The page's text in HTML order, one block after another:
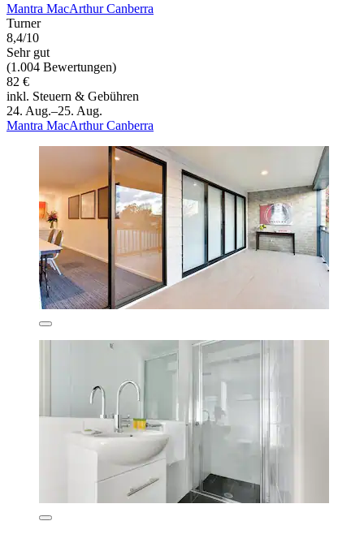
Mantra MacArthur Canberra
Turner
8,4/10
Sehr gut
(1.004 Bewertungen)
82 €
inkl. Steuern & Gebühren
24. Aug.–25. Aug.
Mantra MacArthur Canberra